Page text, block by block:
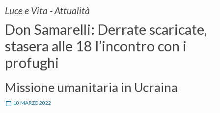
content
Luce e Vita - Attualità
Don Samarelli: Derrate scaricate,
stasera alle 18 l’incontro con i
profughi
Missione umanitaria in Ucraina
10 MARZO 2022